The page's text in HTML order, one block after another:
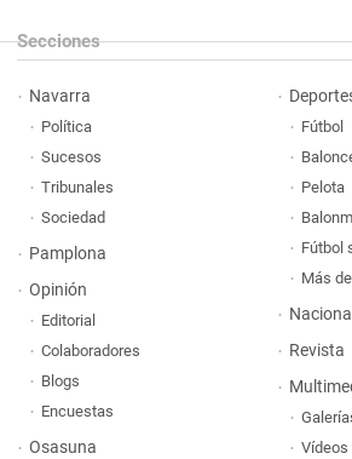
Secciones
Navarra
Política
Sucesos
Tribunales
Sociedad
Pamplona
Opinión
Editorial
Colaboradores
Blogs
Encuestas
Osasuna
Fútbol
Pelota
Fútbol
Más
Nacional
Revista
Vídeos